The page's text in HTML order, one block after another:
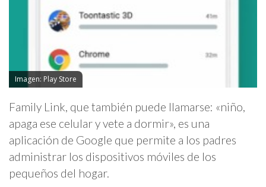
Imagen: Play Store
Family Link, que también puede llamarse: «niño,
apaga ese celular y vete a dormir», es una
aplicación de Google que permite a los padres
administrar los dispositivos móviles de los
pequeños del hogar.